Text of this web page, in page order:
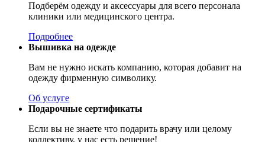
Подберём одежду и аксессуары для всего персонала
клиники или медицинского центра.
Подробнее
Вышивка на одежде
Вам не нужно искать компанию, которая добавит на
одежду фирменную символику.
Об услуге
Подарочные сертификаты
Если вы не знаете что подарить врачу или целому
коллективу, у нас есть решение!